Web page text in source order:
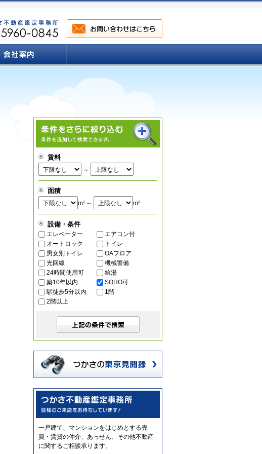
賃料
～
面積
m2 ～ m2
設備・条件
エレベーター
エアコン付
オートロック
トイレ
男女別トイレ
OAフロア
光回線
機械警備
24時間使用可
給湯
築10年以内
SOHO可
駅徒歩5分以内
1階
2階以上
一戸建て、マンションをはじめとする売
買・賃貸の仲介、あっせん、その他不動産
に関するご相談承ります。